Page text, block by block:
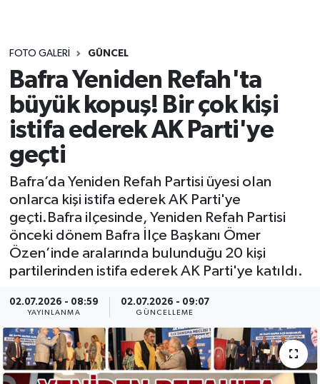
FOTO GALERI GÜNCEL
Bafra Yeniden Refah'ta
büyük kopuş! Bir çok kişi
istifa ederek AK Parti'ye
geçti
Bafra’da Yeniden Refah Partisi üyesi olan
onlarca kişi istifa ederek AK Parti'ye
geçti.Bafra ilçesinde, Yeniden Refah Partisi
önceki dönem Bafra İlçe Başkanı Ömer
Özen’inde aralarında bulunduğu 20 kişi
partilerinden istifa ederek AK Parti'ye katıldı.
02.07.2026 - 08:59
YAYINLANMA
02.07.2026 - 09:07
GÜNCELLEME